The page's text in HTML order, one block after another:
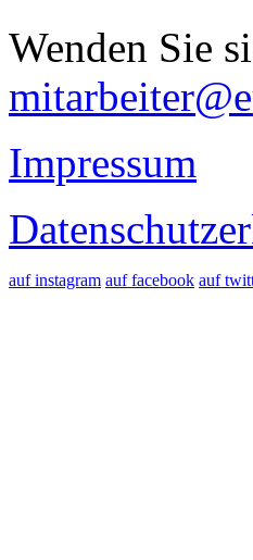
Wenden Sie
Impressum
auf instagram auf facebook auf